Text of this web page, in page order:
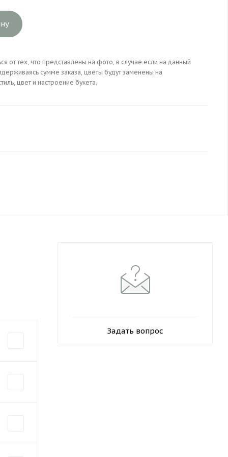
от тех, что представлены на фото, в случае если на данный
сумме заказа, цветы будут заменены на
цвет и настроение букета.
Задать вопрос